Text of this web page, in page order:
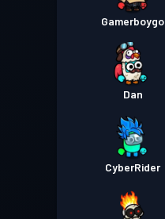
Gamerboygo
Dan
CyberRider